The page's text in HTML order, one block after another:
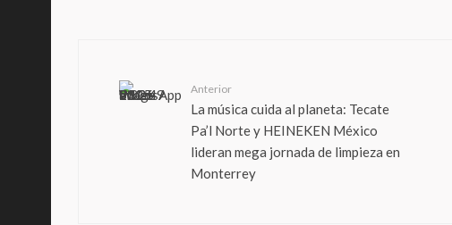
Anterior
La música cuida al planeta: Tecate
Pa’l Norte y HEINEKEN México
lideran mega jornada de limpieza en
Monterrey